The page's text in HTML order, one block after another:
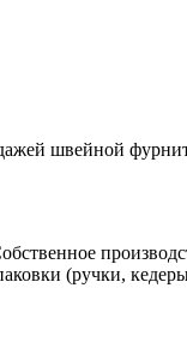
швейной
(ручки,